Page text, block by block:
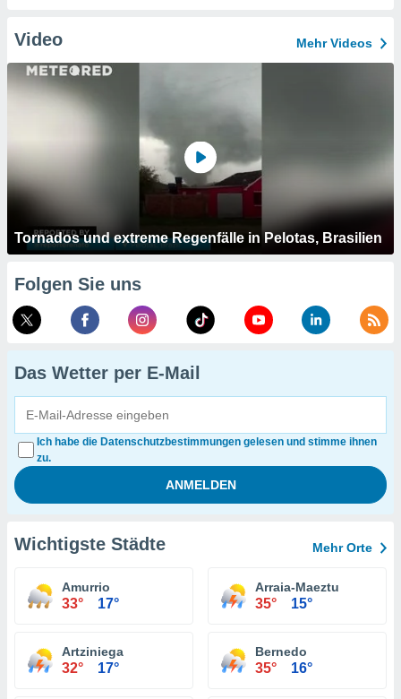
Video Mehr Videos
Tornados und extreme Regenfälle in Pelotas, Brasilien
Folgen Sie uns
Das Wetter per E-Mail
Ich habe die Datenschutzbestimmungen gelesen und stimme ihnen
zu.
Wichtigste Städte Mehr Orte
Amurrio
33° 17°
Arraia-Maeztu
35° 15°
Artziniega
32° 17°
Bernedo
35° 16°